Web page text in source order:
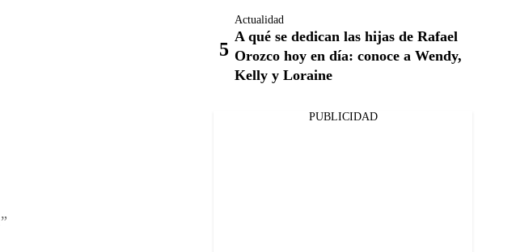
Actualidad
A qué se dedican las hijas de Rafael
Orozco hoy en día: conoce a Wendy,
Kelly y Loraine
PUBLICIDAD